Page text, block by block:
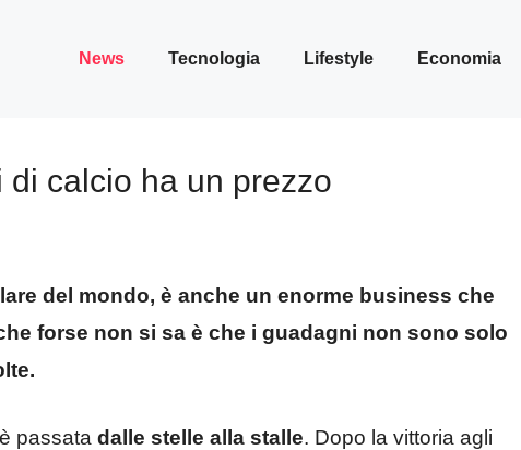
News Tecnologia Lifestyle Economia
di calcio ha un prezzo
del mondo, è anche un enorme business che
forse non si sa è che i guadagni non sono solo
passata dalle stelle alla stalle. Dopo la vittoria agli